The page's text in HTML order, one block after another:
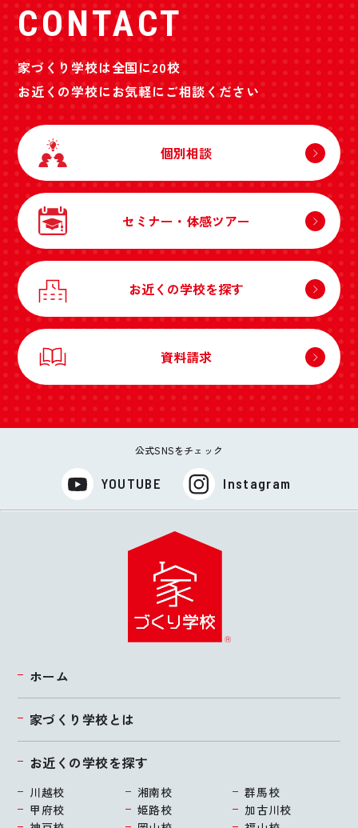
CONTACT
家づくり学校は全国に20校
お近くの学校にお気軽にご相談ください
個別相談
セミナー・体感ツアー
お近くの学校を探す
資料請求
公式SNSをチェック
YOUTUBE Instagram
ホーム
家づくり学校とは
お近くの学校を探す
川越校 湘南校
群馬校
甲府校
姫路校
加古川校